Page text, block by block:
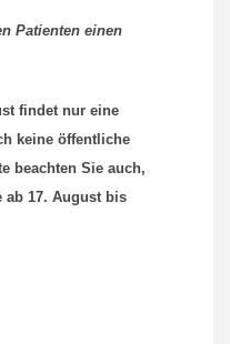
Patienten einen
findet nur eine
keine öffentliche
beachten Sie auch,
ab 17. August bis